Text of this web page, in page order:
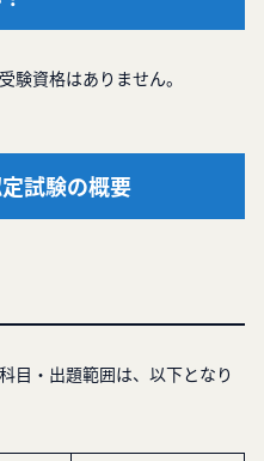
験資格はありません。
試験の概要
目・出題範囲は、以下となり